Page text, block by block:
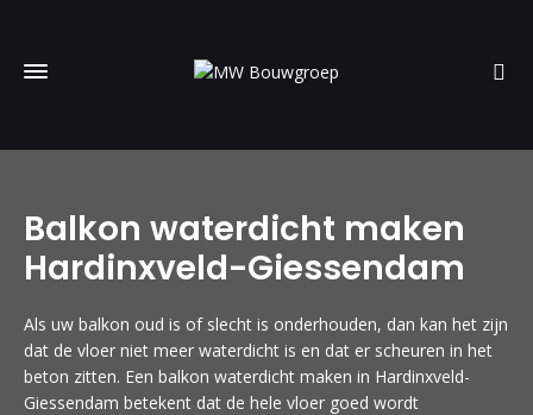
Balkon waterdicht maken
Hardinxveld-Giessendam
Als uw balkon oud is of slecht is onderhouden, dan kan het zijn
dat de vloer niet meer waterdicht is en dat er scheuren in het
beton zitten. Een balkon waterdicht maken in Hardinxveld-
Giessendam betekent dat de hele vloer goed wordt